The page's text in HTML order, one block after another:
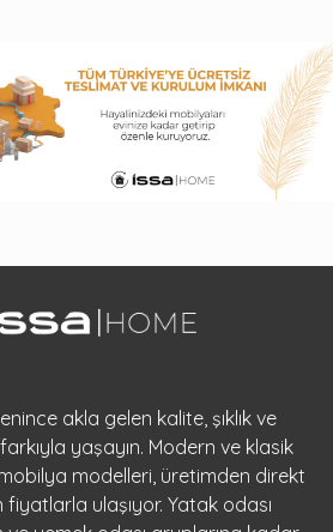
akla gelen kalite, şıklık ve
yaşayın. Modern ve klasik
modelleri, üretimden direkt
fiyatlarla ulaşıyor. Yatak odası